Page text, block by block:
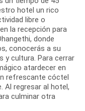
hotel un rico
libre o
la recepción para
donde
conocerás a su
y cultura. Para cerrar
atardecer en
refrescante cóctel
Al regresar al hotel,
culminar otra